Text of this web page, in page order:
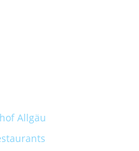
Allgäu